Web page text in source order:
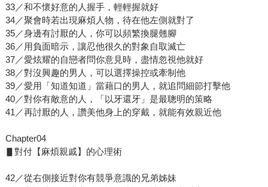
33／和不懷好意的人握手，輕輕握就好
34／聚會時若出現麻煩人物，待在他左側就對了
35／身邊有討厭的人，你可以頻繁換腿翹腳
36／用負面暗示，讓忍他很久的對象自取滅亡
37／愛炫耀的自戀者問你意見時，盡情忽視他就好
38／對沒興趣的男人，可以選擇操控或牽制他
39／愛用「知道知道」當藉口的男人，就追問細節打擊他
40／對你有敵意的人，「以牙還牙」是最聰明的策略
41／再討厭的人，讚美他身上的穿戴，就能有效親近他
Chapter04
▋對付【麻煩親戚】的心理術
42／從右側接近對你有競爭意識的兄弟姊妹